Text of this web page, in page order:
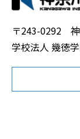
〒243-0292
学校法人 幾徳